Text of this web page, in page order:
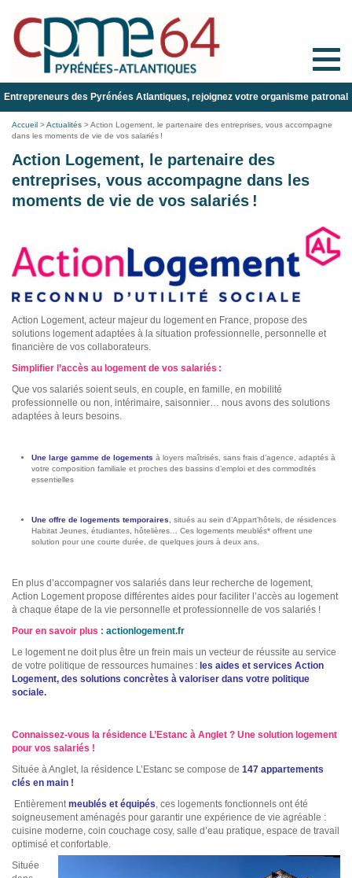
Toggle
Entrepreneurs des Pyrénées Atlantiques, rejoignez votre organisme patronal
Accueil >Actualités >Action Logement, le partenaire des entreprises, vous accompagne
dans les moments de vie de vos salariés !
Action Logement, le partenaire des
entreprises, vous accompagne dans les
moments de vie de vos salariés !
Action Logement, acteur majeur du logement en France, propose des
solutions logement adaptées à la situation professionnelle, personnelle et
financière de vos collaborateurs.
Simplifier l’accès au logement de vos salariés :
Que vos salariés soient seuls, en couple, en famille, en mobilité
professionnelle ou non, intérimaire, saisonnier… nous avons des solutions
adaptées à leurs besoins.
Une large gamme de logements à loyers maîtrisés, sans frais d’agence, adaptés à
votre composition familiale et proches des bassins d’emploi et des commodités
essentielles
Une offre de logements temporaires
situés au sein d’Appart’hôtels, de résidences
Habitat Jeunes, étudiantes, hôtelières… Ces logements meublés* offrent une
solution pour une courte durée, de quelques jours à deux ans.
En plus d’accompagner vos salariés dans leur recherche de logement,
Action Logement propose différentes aides pour faciliter l’accès au logement
à chaque étape de la vie personnelle et professionnelle de vos salariés !
Pour en savoir plus : actionlogement.fr
Le logement ne doit plus être un frein mais un vecteur de réussite au service
de votre politique de ressources humaines : les aides et services Action
Logement, des solutions concrètes à valoriser dans votre politique
sociale.
Connaissez-vous la résidence L’Estanc à Anglet ? Une solution logement
pour vos salariés !
Située à Anglet, la résidence L’Estanc se compose de 147 appartements
clés en main !
Entièrementmeublés et équipés, ces logements fonctionnels ont été
soigneusement aménagés pour garantir une expérience de vie agréable :
cuisine moderne, coin couchage cosy, salle d’eau pratique, espace de travail
optimisé et confortable.
Située